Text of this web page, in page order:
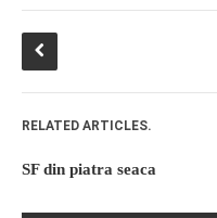
RELATED ARTICLES.
SF din piatra seaca